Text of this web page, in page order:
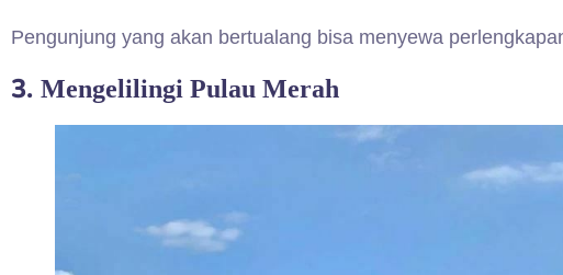
Pengunjung yang akan bertualang bisa menyewa
3. Mengelilingi Pulau Merah